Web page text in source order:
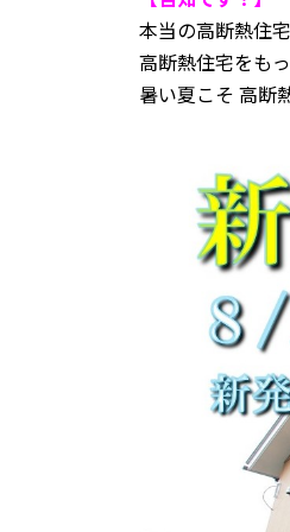
本当の高断熱住
高断熱住宅をも
暑い夏こそ 高断